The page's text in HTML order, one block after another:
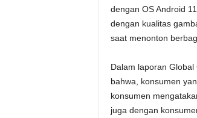
dengan OS Android
dengan kualitas
saat menonton
Dalam laporan
bahwa, konsumen
konsumen
juga dengan